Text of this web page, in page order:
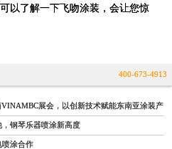
以了解一下飞吻涂装，会让您惊
400-673-4913
展会，以创新技术赋能东南亚涂装产
钢琴乐器喷涂新高度
喷涂合作